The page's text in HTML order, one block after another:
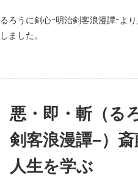
るろうに剣心ｰ明治剣客浪漫譚ｰよ
しました。
悪・即・斬（る
剣客浪漫譚–）
人生を学ぶ